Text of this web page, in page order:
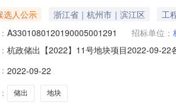
选人公示 浙江省｜杭州市｜滨江区 工
A3301080120190005001291 招标单位：
杭政储出【2022】11号地块项目2022-09-22
开招标中标候选人绿城物业服务集团有限公
2022-09-22
储出 地块